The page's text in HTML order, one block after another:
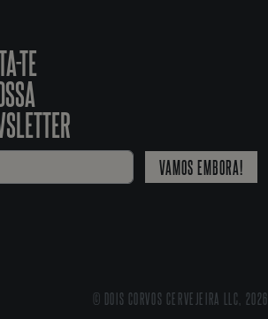
TE
VAMOS EMBORA!
© DOIS CORVOS CERVEJEIRA LLC, 2026.